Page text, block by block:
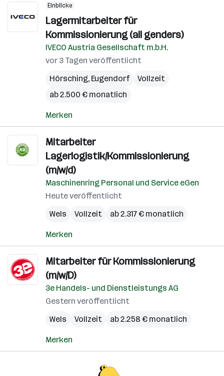
Einblicke
Lagermitarbeiter für
Kommissionierung (all genders)
IVECO Austria Gesellschaft m.b.H.
vor 3 Tagen veröffentlicht
Hörsching, Eugendorf
Vollzeit
ab 2.500 € monatlich
Merken
Mitarbeiter
Lagerlogistik/Kommissionierung
(m/w/d)
Maschinenring Personal und Service eGen
Heute veröffentlicht
Wels
Vollzeit ab 2.317 € monatlich
Merken
Mitarbeiter für Kommissionierung
(m/w/D)
3e Handels- und Dienstleistungs AG
Gestern veröffentlicht
Wels
Vollzeit ab 2.258 € monatlich
Merken